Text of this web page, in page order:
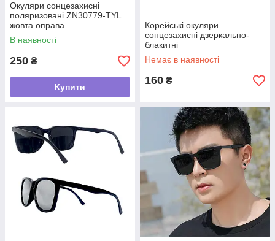
Окуляри сонцезахисні
поляризовані ZN30779-TYL
жовта оправа
В наявності
250 ₴
Купити
Корейські окуляри
сонцезахисні дзеркально-
блакитні
Немає в наявності
160 ₴